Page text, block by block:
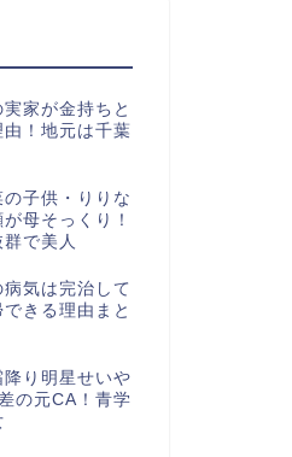
家が金持ちと
由！地元は千葉
子供・りりな
母そっくり！
で美人
気は完治して
きる理由まと
降り明星せいや
の元CA！青学